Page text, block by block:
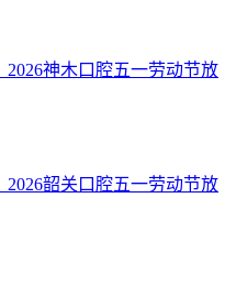
神木口腔五一劳动节放
韶关口腔五一劳动节放